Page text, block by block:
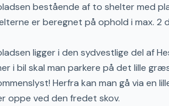
bestående af to shelter med
er beregnet på ophold i max. 2
ligger i den sydvestlige del af
i bil skal man parkere på det lille
Herfra kan man gå via en
oppe ved den fredet skov.